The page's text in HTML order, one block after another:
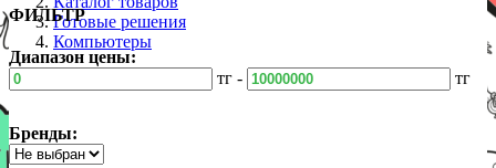
Готовые решения
Компьютеры
ФИЛЬТР
Диапазон цены:
тг -
тг
Бренды: